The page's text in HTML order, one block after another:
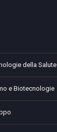
della Salute
e Biotecnologie